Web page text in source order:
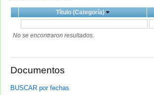
Título (Categoría)
No se encontraron resultados.
Documentos
BUSCAR por fechas